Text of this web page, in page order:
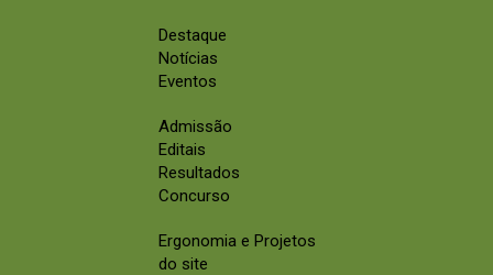
Destaque
Notícias
Eventos
Admissão
Editais
Resultados
Concurso
Ergonomia e Projetos
do site